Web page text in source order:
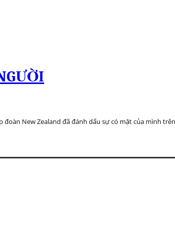
New Zealand đã đánh dấu sự có mặt của mình